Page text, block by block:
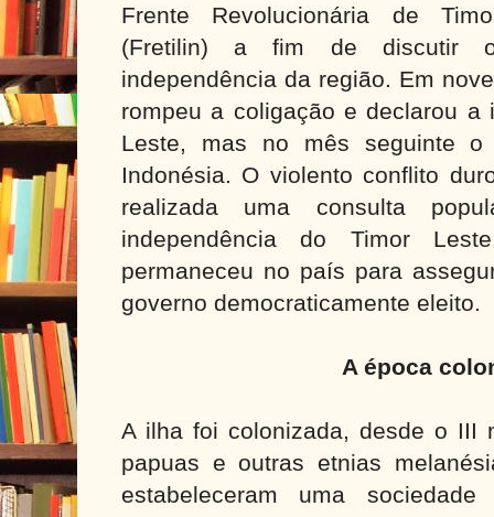
Frente Revolucionária de
(Fretilin) a fim de discutir
independência da região. Em
rompeu a coligação e declarou a
Leste, mas no mês seguinte
Indonésia. O violento conflito
realizada uma consulta
independência do Timor
permaneceu no país para
governo democraticamente eleito.
A época
A ilha foi colonizada, desde o III
papuas e outras etnias
estabeleceram uma